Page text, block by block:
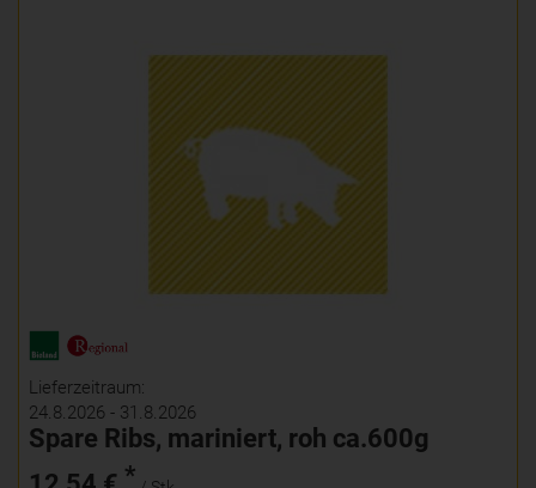
Lieferzeitraum:
24.8.2026 - 31.8.2026
Spare Ribs, mariniert, roh ca.600g
*